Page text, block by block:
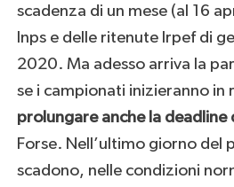
scadenza di un mese (al 16
Inps e delle ritenute Irpef di
2020. Ma adesso arriva la
se i campionati inizieranno in
prolungare anche la deadline
Forse. Nell’ultimo giorno del
scadono, nelle condizioni